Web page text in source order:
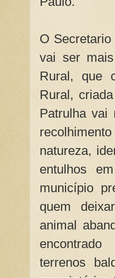
O
vai ser
Rural, que
Rural,
Patrulha vai
natureza,
entulhos
município
quem
animal
terrenos